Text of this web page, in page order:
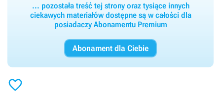
... pozostała treść tej strony oraz tysiące innych
ciekawych materiałów dostępne są w całości dla
posiadaczy Abonamentu Premium
Abonament dla Ciebie
